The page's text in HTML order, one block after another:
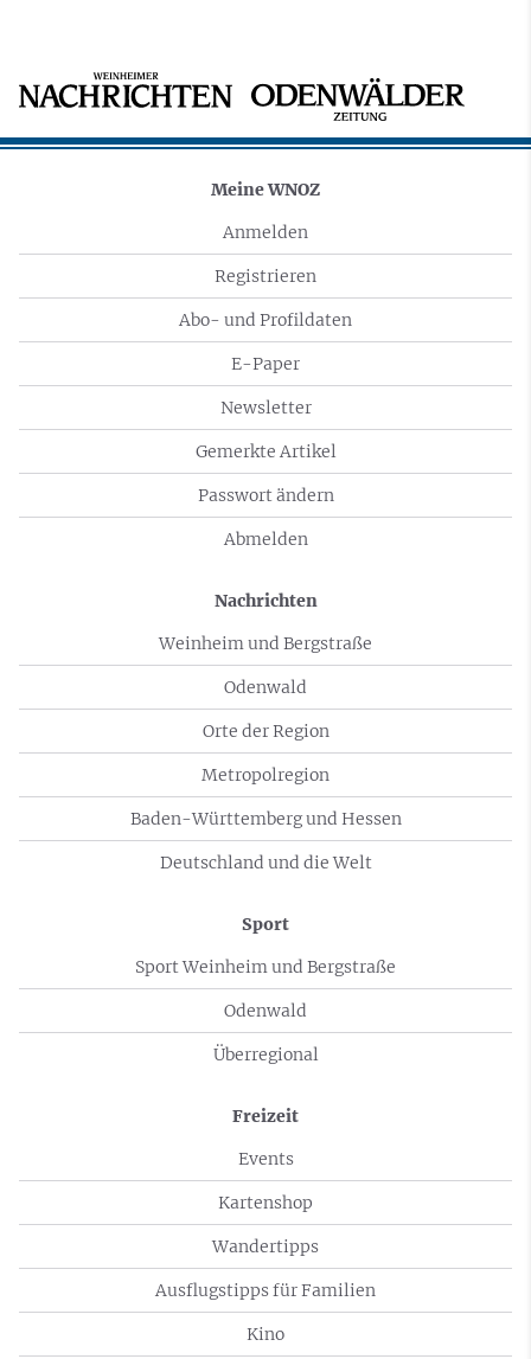
Meine WNOZ
Anmelden
Registrieren
Abo- und Profildaten
E-Paper
Newsletter
Gemerkte Artikel
Passwort ändern
Abmelden
Nachrichten
Weinheim und Bergstraße
Odenwald
Orte der Region
Metropolregion
Baden-Württemberg und Hessen
Deutschland und die Welt
Sport
Sport Weinheim und Bergstraße
Odenwald
Überregional
Freizeit
Events
Kartenshop
Wandertipps
Ausflugstipps für Familien
Kino